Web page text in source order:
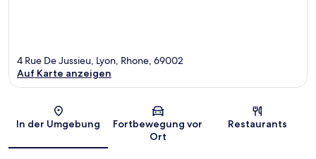
Karte
4 Rue De Jussieu, Lyon, Rhone, 69002
Auf Karte anzeigen
In der Umgebung
Fortbewegung vor
Ort
Restaurants